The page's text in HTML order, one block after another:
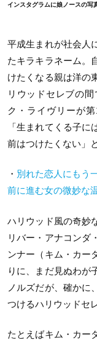
インスタグラムに娘ノースの写
平成生まれが社会人
たキラキラネーム。
けたくなる親は洋の
リウッドセレブの
ク・ライヴリーが
「生まれてくる子
前はつけたくない」
・ 別れた恋人にもう
前に進む女の微妙な
ハリウッド風の奇妙
リバー・アナコンダ
ンナー（キム・カー
りに、まだ見ぬわが
ノルズだが、確かに
つけるハリウッドセ
たとえばキム・カー